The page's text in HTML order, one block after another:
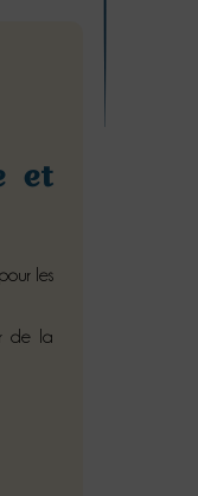
et
les
de la